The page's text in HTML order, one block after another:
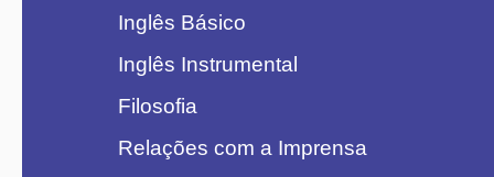
Inglês Básico
Inglês Instrumental
Filosofia
Relações com a Imprensa